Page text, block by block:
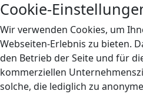
Cookie-
Wir verwenden Cookies, um
Webseiten-Erlebnis zu bieten.
den Betrieb der Seite und für
kommerziellen
solche, die lediglich zu